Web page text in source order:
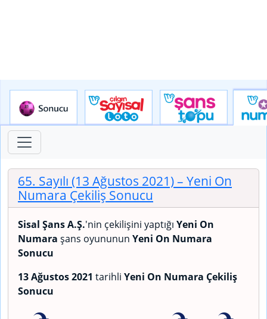
65. Sayılı (13 Ağustos 2021)– Yeni On
Numara Çekiliş Sonucu
Sisal Şans A.Ş.'nin çekilişini yaptığı Yeni On
Numara şans oyununun Yeni On Numara
Sonucu
13 Ağustos 2021 tarihli Yeni On Numara Çekiliş
Sonucu